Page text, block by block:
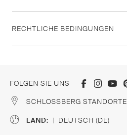
RECHTLICHE BEDINGUNGEN
FOLGEN SIE UNS
SCHLOSSBERG STANDORTE
LAND: | DEUTSCH (DE)